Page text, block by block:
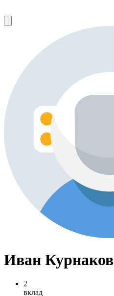
Иван Курнаков
2
вклад